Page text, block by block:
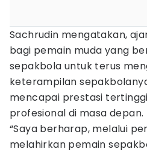
Sachrudin mengatakan,
bagi pemain muda yang
sepakbola untuk terus
keterampilan
mencapai prestasi
profesional di masa depan.
“Saya berharap, melalui
melahirkan pemain